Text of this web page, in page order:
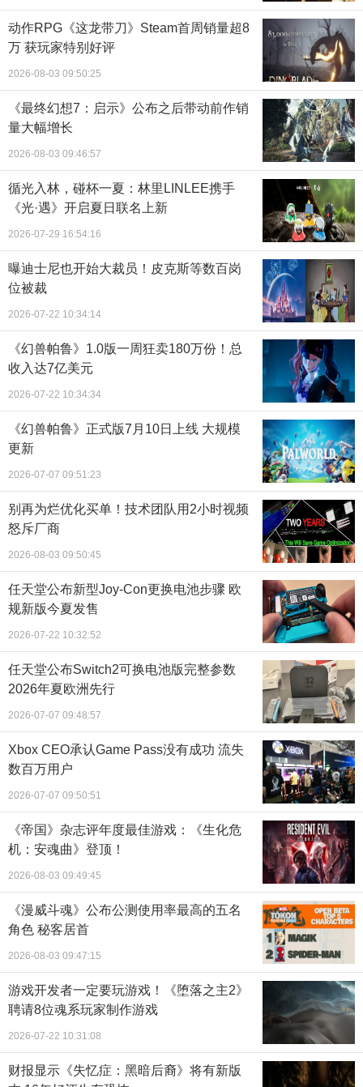
动作RPG《这龙带刀》Steam首周销量超8
万 获玩家特别好评
2026-08-03 09:50:25
《最终幻想7：启示》公布之后带动前作销
量大幅增长
2026-08-03 09:46:57
循光入林，碰杯一夏：林里LINLEE携手
《光·遇》开启夏日联名上新
2026-07-29 16:54:16
曝迪士尼也开始大裁员！皮克斯等数百岗
位被裁
2026-07-22 10:34:14
《幻兽帕鲁》1.0版一周狂卖180万份！总
收入达7亿美元
2026-07-22 10:34:34
《幻兽帕鲁》正式版7月10日上线 大规模
更新
2026-07-07 09:51:23
别再为烂优化买单！技术团队用2小时视频
怒斥厂商
2026-08-03 09:50:45
任天堂公布新型Joy-Con更换电池步骤 欧
规新版今夏发售
2026-07-22 10:32:52
任天堂公布Switch2可换电池版完整参数
2026年夏欧洲先行
2026-07-07 09:48:57
Xbox CEO承认Game Pass没有成功 流失
数百万用户
2026-07-07 09:50:51
《帝国》杂志评年度最佳游戏：《生化危
机：安魂曲》登顶！
2026-08-03 09:49:45
《漫威斗魂》公布公测使用率最高的五名
角色 秘客居首
2026-08-03 09:47:15
游戏开发者一定要玩游戏！《堕落之主2》
聘请8位魂系玩家制作游戏
2026-07-22 10:31:08
财报显示《失忆症：黑暗后裔》将有新版